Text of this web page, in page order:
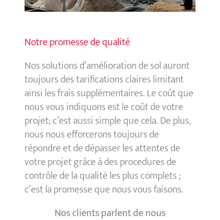
Notre promesse de qualité
Nos solutions d’amélioration de sol auront
toujours des tarifications claires limitant
ainsi les frais supplémentaires. Le coût que
nous vous indiquons est le coût de votre
projet; c’est aussi simple que cela. De plus,
nous nous efforcerons toujours de
répondre et de dépasser les attentes de
votre projet grâce à des procedures de
contrôle de la qualité les plus complets ;
c’est la promesse que nous vous faisons.
Nos clients parlent de nous